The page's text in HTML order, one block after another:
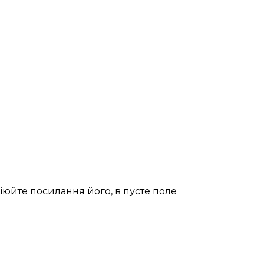
посилання його, в пусте поле